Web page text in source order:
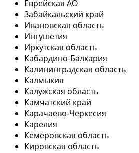
Еврейская АО
Забайкальский край
Ивановская область
Ингушетия
Иркутская область
Кабардино-Балкария
Калининградская область
Калмыкия
Калужская область
Камчатский край
Карачаево-Черкесия
Карелия
Кемеровская область
Кировская область